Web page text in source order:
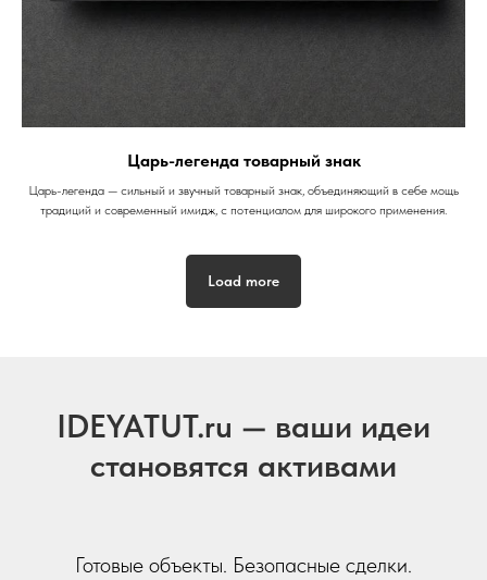
Царь-легенда товарный знак
Царь-легенда — сильный и звучный товарный знак, объединяющий в себе мощь
традиций и современный имидж, с потенциалом для широкого применения.
Load more
IDEYATUT.ru — ваши идеи
становятся активами
Готовые объекты. Безопасные сделки.